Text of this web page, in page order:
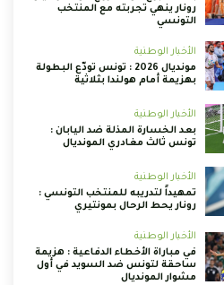
رونار ينهي تجربته مع المنتخب
التونسي
الأخبار الوطنية
مونديال 2026 : تونس تودّع البطولة
بهزيمة أمام هولندا بثلاثية
الأخبار الوطنية
بعد الخسارة المذلة ضد اليابان :
تونس ثالث مغادري المونديال
الأخبار الوطنية
تمهيداً لتدريبه للمنتخب التونسي :
رونار يحط الرحال بمونتيري
الأخبار الوطنية
في مباراة الأخطاء الدفاعية : هزيمة
ساحقة لتونس ضد السويد في أول
مشوار المونديال